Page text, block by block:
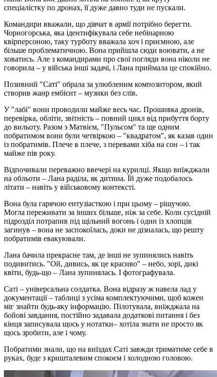
спеціалістку по дронах, її дуже давно туди не пускали.
Командири вважали, що дівчат в армії потрібно берегти.
Чорногорська, яка ідентифікувала себе небінарною
квірперсоною, таку турботу вважала хоч і приємною, але
більше проблематичною. Вона прийшла сюди воювати, а не
ховатись. Але з командирами про свої погляди вона ніколи не
говорила – у війська інші задачі, і Лана приймала це спокійно.
Позивний "Саті" обрала за улюбленим композитором, який
створив жанр ембієнт – музики без слів.
У "лабі" вони проводили майже весь час. Прошивка дронів,
перевірка, обліти, звітність – повний цикл від прибуття борту
до вильоту. Разом з Матвієм, "Пульсом" та ще одним
побратимом вони були четвіркою – "квадратом", як казав один
із побратимів. Плече в плече, з перевами хіба на сон – і так
майже пів року.
Відпочивали переважно ввечері на курилці. Якщо виїжджали
на обльоти – Лана раділа, як дитина. Їй дуже подобалось
літати – навіть у військовому контексті.
Вона була гарячою ентузіасткою і при цьому – рішучою.
Могла переживати за інших більше, ніж за себе. Коли сусідній
підрозділ потрапив під щільний вогонь і один із хлопців
загинув – вона не заспокоїлась, доки не дізналась, що решту
побратимів евакуювали.
Лана бачила прекрасне там, де інші не зупинялись навіть
подивитись. "Ой, дивись, як це красиво" – небо, зорі, дикі
квіти, будь-що – Лана зупинялась. І фотографувала.
Саті – універсальна солдатка. Вона відразу ж навела лад у
документації – таблиці з усіма комплектуючими, щоб кожен
міг знайти будь-яку інформацію. Пілотувала, виїжджала на
бойові завдання, постійно задавала додаткові питання і без
кінця записувала щось у нотатки– хотіла знати не просто як
щось зробити, але і чому.
Побратими знали, що на виїздах Саті завжди триматиме себе в
руках, буде з кришталевим спокоєм і холодною головою.